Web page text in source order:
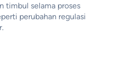
timbul selama proses
perubahan regulasi